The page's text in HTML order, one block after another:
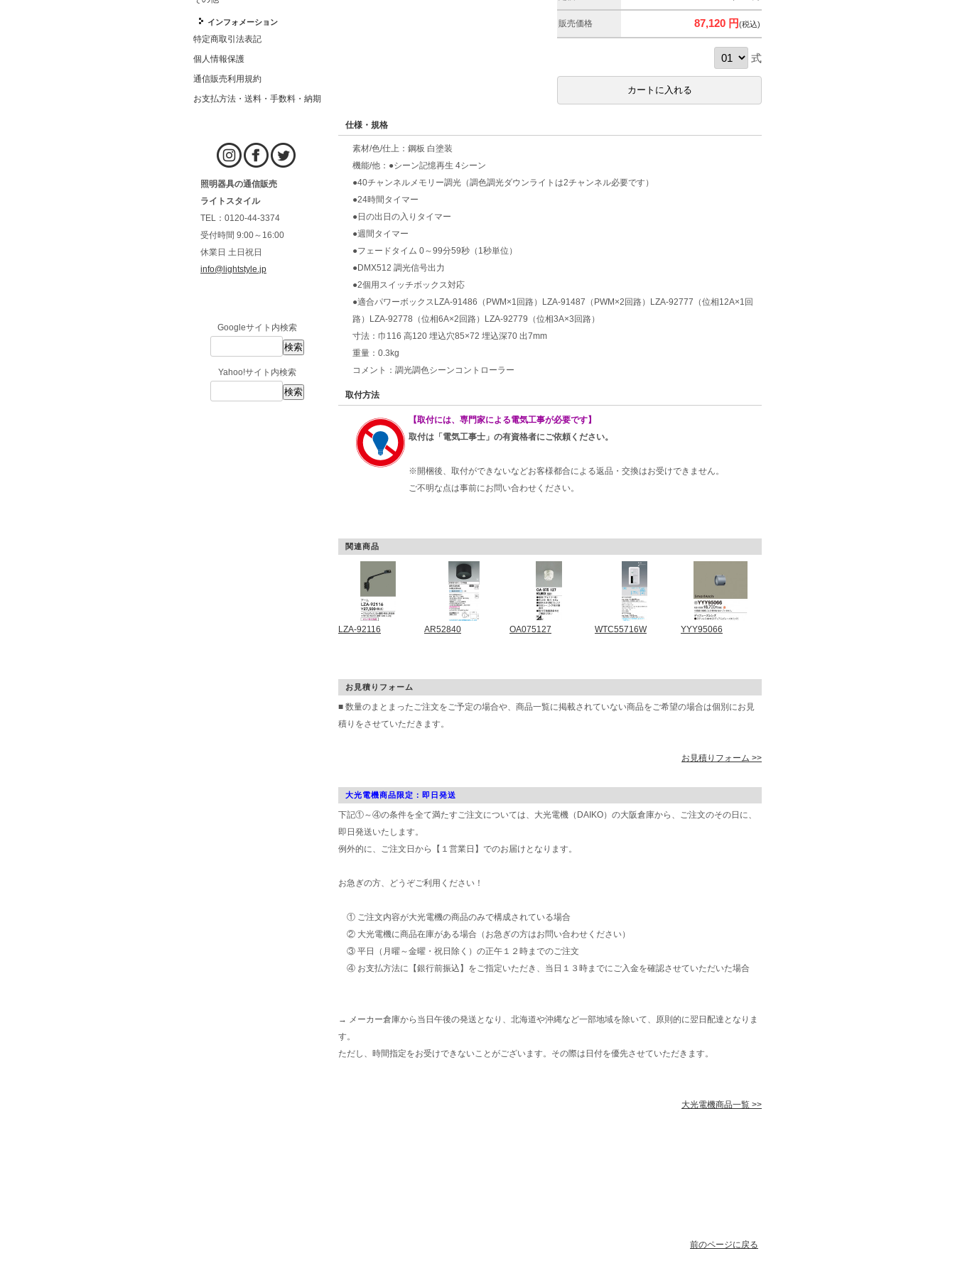
インフォメーション
特定商取引法表記
個人情報保護
通信販売利用規約
お支払方法・送料・手数料・納期
照明器具の通信販売
ライトスタイル
TEL：0120-44-3374
受付時間 9:00～16:00
休業日 土日祝日
info@lightstyle.jp
Googleサイト内検索
Yahoo!サイト内検索
販売価格 87,120 円(税込)
式
仕様・規格
素材/色/仕上：鋼板 白塗装
機能/他：●シーン記憶再生 4シーン
●40チャンネルメモリー調光（調色調光ダウンライトは2チャンネル必要です）
●24時間タイマー
●日の出日の入りタイマー
●週間タイマー
●フェードタイム 0～99分59秒（1秒単位）
●DMX512 調光信号出力
●2個用スイッチボックス対応
●適合パワーボックスLZA-91486（PWM×1回路）LZA-91487（PWM×2回路）LZA-92777（位相12A×1回
路）LZA-92778（位相6A×2回路）LZA-92779（位相3A×3回路）
寸法：巾116 高120 埋込穴85×72 埋込深70 出7mm
重量：0.3kg
コメント：調光調色シーンコントローラー
取付方法
【取付には、専門家による電気工事が必要です】
取付は「電気工事士」の有資格者にご依頼ください。
※開梱後、取付ができないなどお客様都合による返品・交換はお受けできません。
ご不明な点は事前にお問い合わせください。
関連商品
LZA-92116 AR52840 OA075127 WTC55716W YYY95066
お見積りフォーム
■ 数量のまとまったご注文をご予定の場合や、商品一覧に掲載されていない商品をご希望の場合は個別にお見
積りをさせていただきます。
お見積りフォーム >>
大光電機商品限定：即日発送
下記①～④の条件を全て満たすご注文については、大光電機（DAIKO）の大阪倉庫から、ご注文のその日に、
即日発送いたします。
例外的に、ご注文日から【１営業日】でのお届けとなります。
お急ぎの方、どうぞご利用ください！
① ご注文内容が大光電機の商品のみで構成されている場合
② 大光電機に商品在庫がある場合（お急ぎの方はお問い合わせください）
③ 平日（月曜～金曜・祝日除く）の正午１２時までのご注文
④ お支払方法に【銀行前振込】をご指定いただき、当日１３時までにご入金を確認させていただいた場合
→ メーカー倉庫から当日午後の発送となり、北海道や沖縄など一部地域を除いて、原則的に翌日配達となりま
す。
ただし、時間指定をお受けできないことがございます。その際は日付を優先させていただきます。
大光電機商品一覧 >>
前のページに戻る